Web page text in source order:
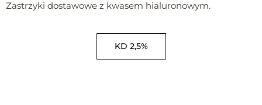
Zastrzyki dostawowe z kwasem hialuronowym.
KD 2,5%